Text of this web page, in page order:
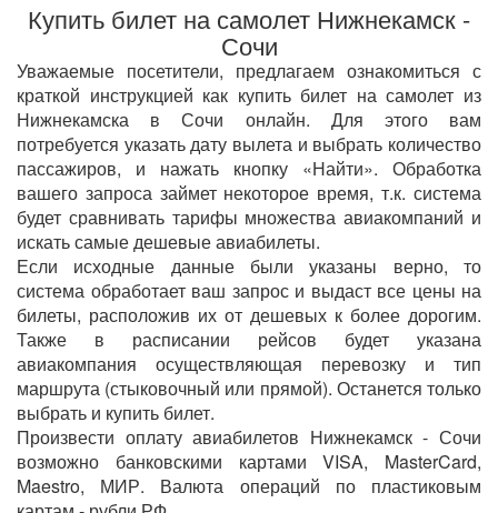
Купить билет на самолет Нижнекамск -
Сочи
Уважаемые посетители, предлагаем ознакомиться с
краткой инструкцией как купить билет на самолет из
Нижнекамска в Сочи онлайн. Для этого вам
потребуется указать дату вылета и выбрать количество
пассажиров, и нажать кнопку «Найти». Обработка
вашего запроса займет некоторое время, т.к. система
будет сравнивать тарифы множества авиакомпаний и
искать самые дешевые авиабилеты.
Если исходные данные были указаны верно, то
система обработает ваш запрос и выдаст все цены на
билеты, расположив их от дешевых к более дорогим.
Также в расписании рейсов будет указана
авиакомпания осуществляющая перевозку и тип
маршрута (стыковочный или прямой). Останется только
выбрать и купить билет.
Произвести оплату авиабилетов Нижнекамск - Сочи
возможно банковскими картами VISA, MasterCard,
Maestro, МИР. Валюта операций по пластиковым